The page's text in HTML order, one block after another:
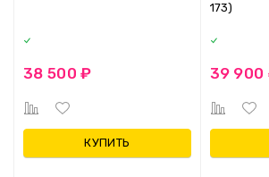
38 500 ₽
КУПИТЬ
173)
39 900